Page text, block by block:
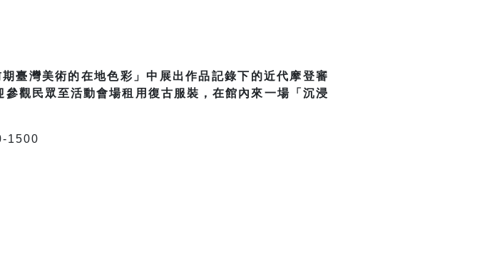
臺灣美術的在地色彩」中展出作品記錄下的近代摩登審
觀民眾至活動會場租用復古服裝，在館內來一場「沉浸
1500